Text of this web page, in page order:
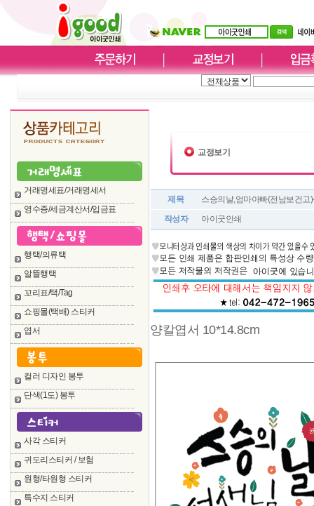
거래명세표/거래명세서
영수증/세금계산서/입금표
행택/의류택
알뜰행택
꼬리표/택/Tag
쇼핑몰(택배) 스티커
엽서
컬러 디자인 봉투
단색(1도) 봉투
사각 스티커
귀도리스티커 / 보험
원형/타원형 스티커
특수지 스티커
교정보기
제목
스승의날,엄마아빠(전남보건고
작성자
아이굿인쇄
양칼엽서 10*14.8cm